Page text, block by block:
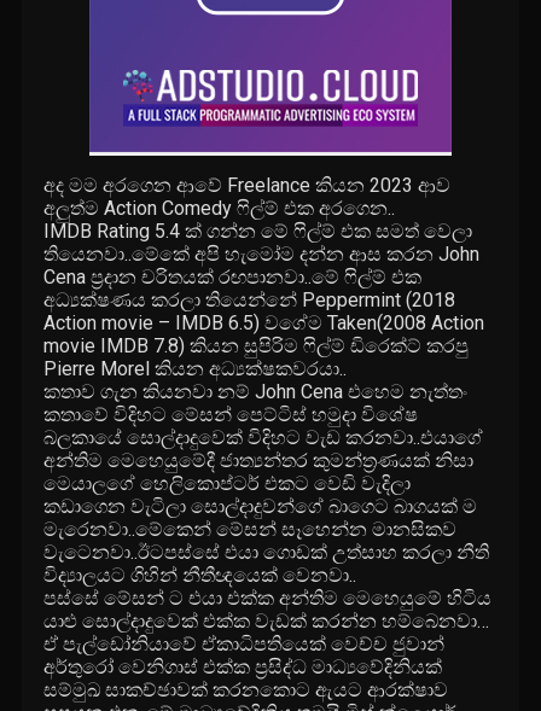
අද මම අරගෙන ආවේ Freelance කියන 2023 ආව
අලුත්ම Action Comedy ෆිල්ම් එක අරගෙන..
IMDB Rating 5.4 ක් ගන්න මේ ෆිල්ම් එක සමත් වෙලා
තියෙනවා..මේකේ අපි හැමෝම දන්න ආස කරන John
Cena ප්‍රදාන චරිතයක් රඟපානවා..මේ ෆිල්ම් එක
අධ්‍යක්ෂණය කරලා තියෙන්නේ Peppermint (2018
Action movie – IMDB 6.5) වගේම Taken(2008 Action
movie IMDB 7.8) කියන සුපිරිම ෆිල්ම් ඩිරෙක්ට් කරපු
Pierre Morel කියන අධ්‍යක්ෂකවරයා..
කතාව ගැන කියනවා නම් John Cena එහෙම නැත්තං
කතාවේ විදිහට මේසන් පෙට්ටිස් හමුදා විශේෂ
බලකායේ සොල්දාදුවෙක් විදිහට වැඩ කරනවා..එයාගේ
අන්තිම මෙහෙයුමේදී ජාත්‍යන්තර කුමන්ත්‍රණයක් නිසා
මෙයාලගේ හෙලිකොප්ටර් එකට වෙඩි වැදිලා
කඩාගෙන වැටිලා සොල්දාදුවන්ගේ බාගෙට බාගයක් ම
මැරෙනවා..මේකෙන් මේසන් සෑහෙන්න මානසිකව
වැටෙනවා..ඊටපස්සේ එයා ගොඩක් උත්සාහ කරලා නීති
විද්‍යාලයට ගිහින් නීතීඥයෙක් වෙනවා..
පස්සේ මේසන් ට එයා එක්ක අන්තිම මෙහෙයුමේ හිටිය
යාළු සොල්දාදුවෙක් එක්ක වැඩක් කරන්න හම්බෙනවා…
ඒ පැල්ඩෝනියාවේ ඒකාධිපතියෙක් වෙච්ච ජුවාන්
අර්තුරෝ වෙනිගාස් එක්ක ප්‍රසිද්ධ මාධ්‍යවේදිනියක්
සම්මුඛ සාකච්ඡාවක් කරනකොට ඇයට ආරක්ෂාව